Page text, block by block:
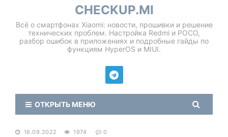
CHECKUP.MI
Всё о смартфонах Xiaomi: новости, прошивки и решение
технических проблем. Настройка Redmi и POCO,
разбор ошибок в приложениях и подробные гайды по
функциям HyperOS и MIUI.
ОТКРЫТЬ МЕНЮ
16.09.2022 1974
0